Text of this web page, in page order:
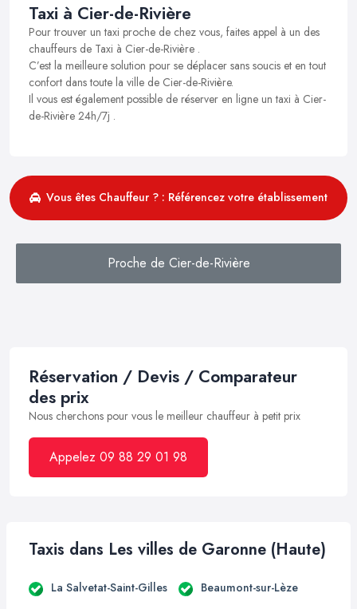
Taxi à Cier-de-Rivière
Pour trouver un taxi proche de chez vous, faites appel à un des
chauffeurs de Taxi à Cier-de-Rivière .
C’est la meilleure solution pour se déplacer sans soucis et en tout
confort dans toute la ville de Cier-de-Rivière.
Il vous est également possible de réserver en ligne un taxi à Cier-
de-Rivière 24h/7j .
Vous êtes Chauffeur ? : Référencez votre établissement
Proche de Cier-de-Rivière
Réservation / Devis / Comparateur
des prix
Nous cherchons pour vous le meilleur chauffeur à petit prix
Appelez 09 88 29 01 98
Taxis dans Les villes de Garonne (Haute)
La Salvetat-Saint-Gilles Beaumont-sur-Lèze